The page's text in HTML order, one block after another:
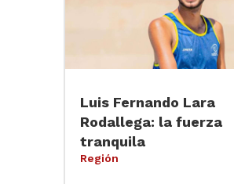
Luis Fernando Lara
Rodallega: la fuerza
tranquila
Región